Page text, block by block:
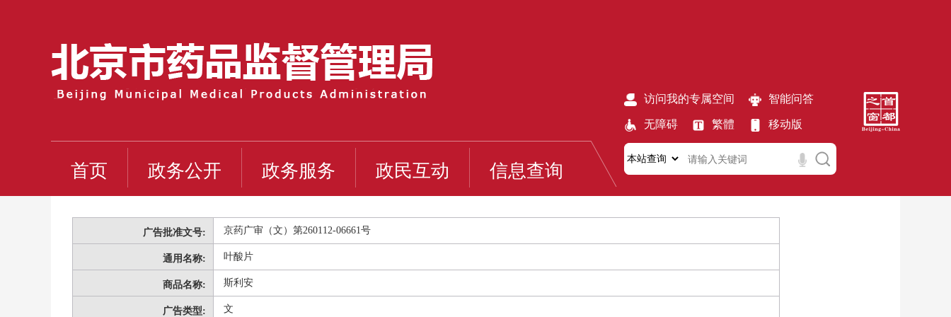
首页 政务公开 政务服务 政民互动 信息查询
访问我的专属空间 智能问答
无障碍 繁體 移动版
广告批准文号: 京药广审（文）第260112-06661号
通用名称: 叶酸片
商品名称: 斯利安
广告类型: 文